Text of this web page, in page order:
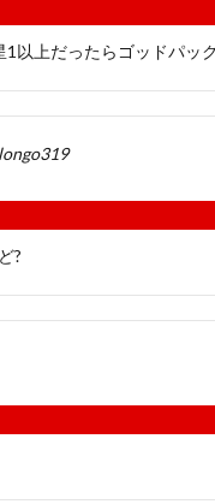
以上だったらゴッドパッ
?